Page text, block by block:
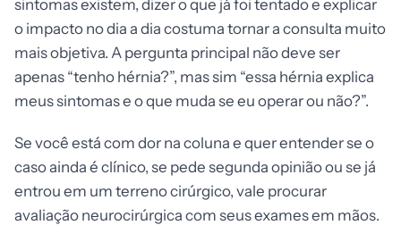
sintomas existem, dizer o que já foi tentado e explicar
o impacto no dia a dia costuma tornar a consulta muito
mais objetiva. A pergunta principal não deve ser
apenas “tenho hérnia?”, mas sim “essa hérnia explica
meus sintomas e o que muda se eu operar ou não?”.
Se você está com dor na coluna e quer entender se o
caso ainda é clínico, se pede segunda opinião ou se já
entrou em um terreno cirúrgico, vale procurar
avaliação neurocirúrgica com seus exames em mãos.